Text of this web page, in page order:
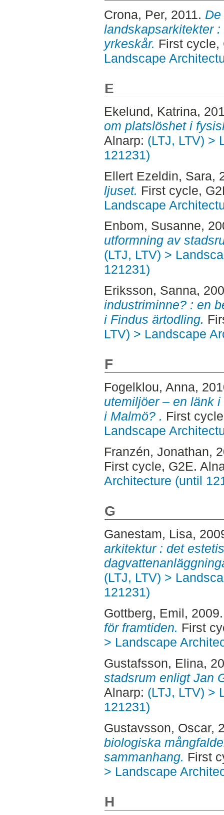
Crona, Per, 2011.
landskapsarkitekter
yrkeskår. First
Landscape
E
Ekelund, Katrina,
om platslöshet i
Alnarp: (LTJ, LTV) >
121231)
Ellert Ezeldin, Sara,
ljuset. First cycle,
Landscape
Enbom, Susanne,
utformning av
(LTJ, LTV) >
121231)
Eriksson, Sanna,
industriminne? : en
i Findus ärtodling.
LTV) > Landscape
F
Fogelklou, Anna,
utemiljöer – en länk
i Malmö? . First
Landscape
Franzén, Jonathan,
First cycle, G2E.
Architecture (until
G
Ganestam, Lisa,
arkitektur : det
(LTJ, LTV) >
121231)
Gottberg, Emil,
för framtiden. First
> Landscape
Gustafsson, Elina,
stadsrum enligt Jan
Alnarp: (LTJ, LTV) >
121231)
Gustavsson, Oscar,
biologiska
sammanhang. First
> Landscape
H